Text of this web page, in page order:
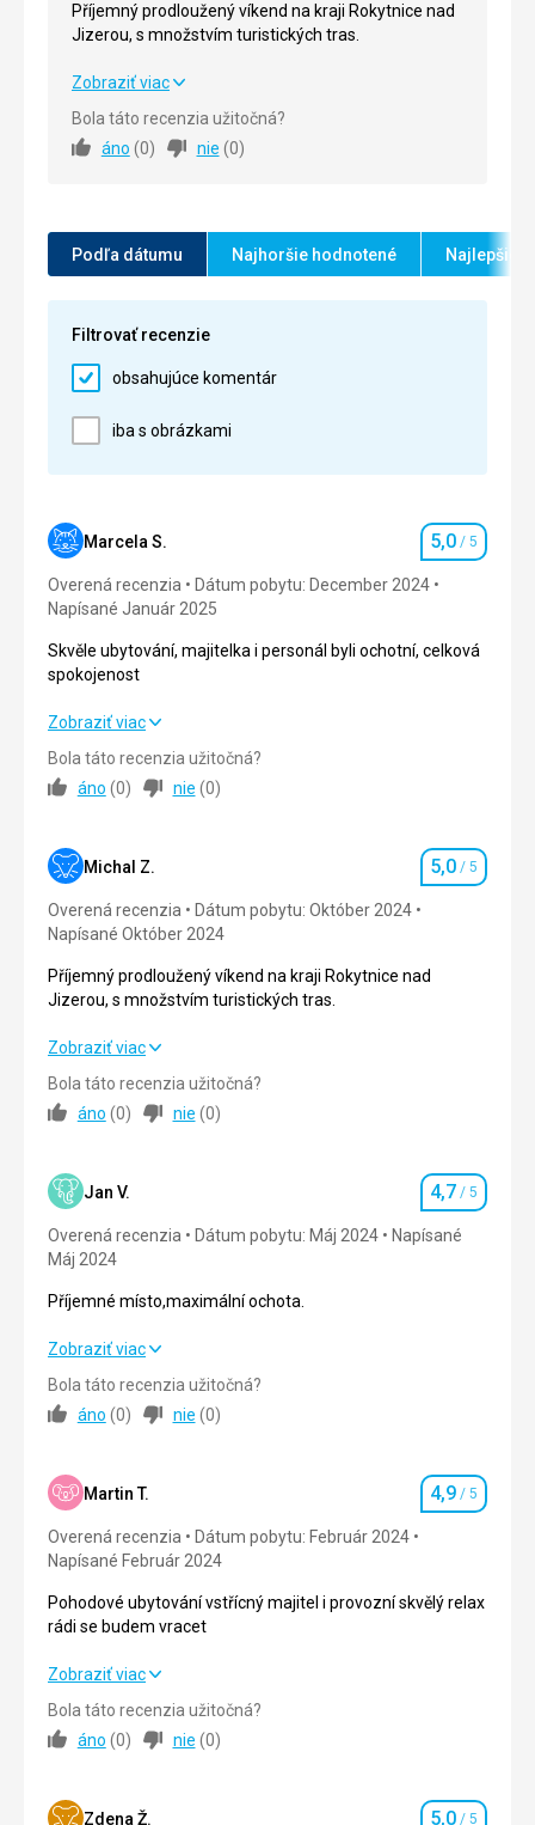
V našem pokoji jsme se cítili jako doma
Táto recenzia bola preložená automaticky pomocou
Google Translate
Příjemný prodloužený víkend na kraji Rokytnice nad
Jizerou, s množstvím turistických tras.
Příjemný prodloužený víkend na kraji Rokytnice nad
Jizerou, s množstvím turistických tras.
Strava
Služby / 5
Cena
Ubytovanie
Ubytování bylo v pohodě, odpovídalo ceně.
Táto recenzia bola preložená automaticky pomocou
Zobraziť viac
Bola táto recenzia užitočná?
áno (0) nie (0)
Podľa dátumu Najhoršie hodnotené Najlepšie
Filtrovať recenzie
obsahujúce komentár
iba s obrázkami
Marcela S. Hodnotenie
5,0 / 5
Overená recenzia
Dátum pobytu: December 2024
Napísané Január 2025
Skvěle ubytování, majitelka i personál byli ochotní, celková
spokojenost
Skvěle ubytování, majitelka i personál byli ochotní, celková
spokojenost
Strava
Služby 5,0/ 5
Šport
Cena
Ubytovanie
V našem pokoji jsme se cítili jako doma
Táto recenzia bola preložená automaticky pomocou
Zobraziť viac
Bola táto recenzia užitočná?
áno (0) nie (0)
Michal Z. Hodnotenie
5,0 / 5
Overená recenzia
Dátum pobytu: Október 2024
Napísané Október 2024
Příjemný prodloužený víkend na kraji Rokytnice nad
Jizerou, s množstvím turistických tras.
Příjemný prodloužený víkend na kraji Rokytnice nad
Jizerou, s množstvím turistických tras.
Strava
Služby 5,0/ 5
Šport
Cena
Ubytovanie
Ubytování bylo v pohodě, odpovídalo ceně.
Táto recenzia bola preložená automaticky pomocou
Google Translate
Zobraziť viac
Bola táto recenzia užitočná?
áno (0) nie (0)
Jan V. Hodnotenie
4,7 / 5
Overená recenzia Dátum pobytu: Máj 2024
Napísané
Máj 2024
Příjemné místo,maximální ochota.
Příjemné místo,maximální ochota.
Strava
Služby 5,0/ 5
Šport
Pestrá a dostačující.
Ubytovanie
Čisty a útulny pokoj.
Na úrovni.
Zobraziť viac
Bola táto recenzia užitočná?
áno (0) nie (0)
Martin T. Hodnotenie
4,9 / 5
Overená recenzia
Dátum pobytu: Február 2024
Napísané Február 2024
Pohodové ubytování vstřícný majitel i provozní skvělý relax
rádi se budem vracet
Pohodové ubytování vstřícný majitel i provozní skvělý relax
rádi se budem vracet
Strava
Zobraziť viac
Bola táto recenzia užitočná?
áno (0) nie (0)
Zdena Ž. 5,0 / 5